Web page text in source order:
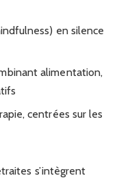
en silence
alimentation,
centrées sur les
s’intègrent